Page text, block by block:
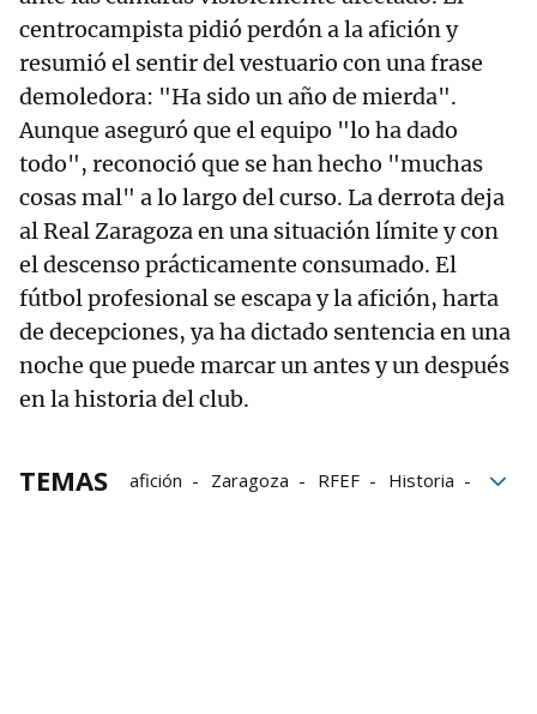
centrocampista pidió perdón a la afición y
resumió el sentir del vestuario con una frase
demoledora: "Ha sido un año de mierda".
Aunque aseguró que el equipo "lo ha dado
todo", reconoció que se han hecho "muchas
cosas mal" a lo largo del curso. La derrota deja
al Real Zaragoza en una situación límite y con
el descenso prácticamente consumado. El
fútbol profesional se escapa y la afición, harta
de decepciones, ya ha dictado sentencia en una
noche que puede marcar un antes y un después
en la historia del club.
TEMAS afición Zaragoza RFEF
Historia